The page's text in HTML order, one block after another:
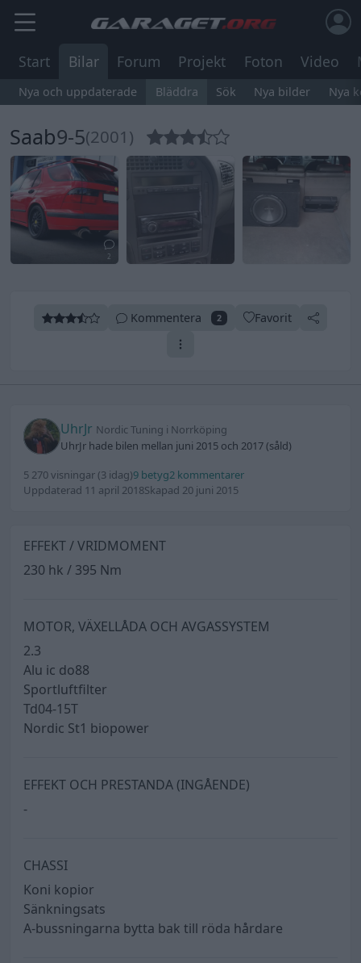
Start Bilar Forum Projekt Foton Video
Nya och uppdaterade Bläddra Sök Nya bilder Nya
Saab9-5(2001)
2
Kommentera 2 Favorit
UhrJr Nordic Tuning i Norrköping
UhrJr hade bilen mellan juni 2015 och 2017 (såld)
5 270 visningar (3 idag)9 betyg2 kommentarer
Uppdaterad 11 april 2018Skapad 20 juni 2015
EFFEKT / VRIDMOMENT
230 hk / 395 Nm
MOTOR, VÄXELLÅDA OCH AVGASSYSTEM
2.3
Alu ic do88
Sportluftfilter
Td04-15T
Nordic St1 biopower
EFFEKT OCH PRESTANDA (INGÅENDE)
-
CHASSI
Koni kopior
Sänkningsats
A-bussningarna bytta bak till röda hårdare